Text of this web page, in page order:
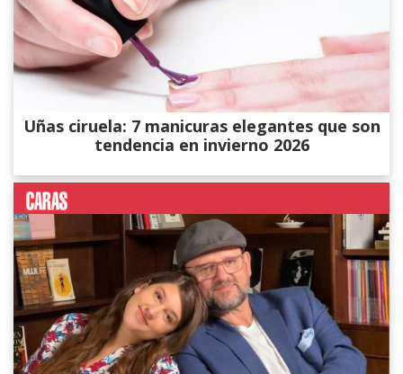
Uñas ciruela: 7 manicuras elegantes que son
tendencia en invierno 2026